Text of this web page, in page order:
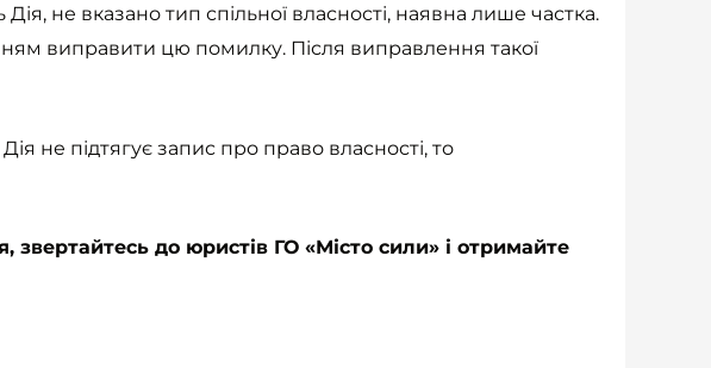
не вказано тип спільної власності, наявна лише частка.
виправити цю помилку. Після виправлення такої
не підтягує запис про право власності, то
до юристів ГО «Місто сили» і отримайте